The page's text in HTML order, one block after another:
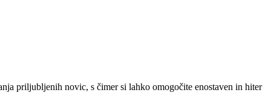
priljubljenih novic, s čimer si lahko omogočite enostaven in hiter